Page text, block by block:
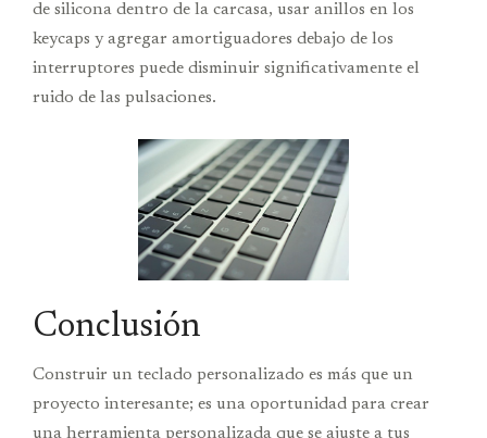
de silicona dentro de la carcasa, usar anillos en los
keycaps y agregar amortiguadores debajo de los
interruptores puede disminuir significativamente el
ruido de las pulsaciones.
Conclusión
Construir un teclado personalizado es más que un
proyecto interesante; es una oportunidad para crear
una herramienta personalizada que se ajuste a tus